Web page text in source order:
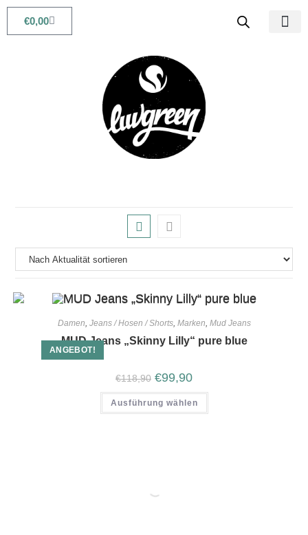
€0,00
ANGEBOT!
Damen, Jeans / Hosen / Shorts, Marken, Mud Jeans
MUD Jeans „Skinny Lilly“ pure blue
€118,90 €99,90
Ausführung wählen